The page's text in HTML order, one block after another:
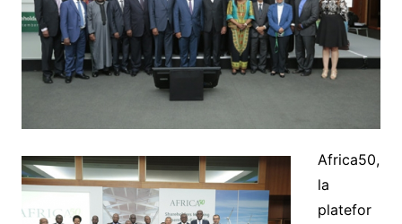
Africa50,
la
platefor